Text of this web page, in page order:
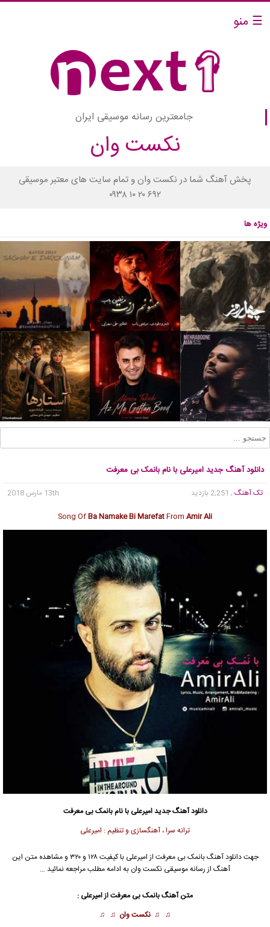
☰ منو
جامعترین رسانه موسیقی ایران
نکست وان
پخش آهنگ شما در نکست وان و تمام سایت های معتبر موسیقی
۰۹۳۸ ۱۰ ۲۰ ۶۹۲
ویژه ها
دانلود آهنگ جدید امیرعلی با نام بانمک بی معرفت
تک آهنگ , 2,251 بازدید
13th مارس 2018
Song OfBa Namake Bi MarefatFrom Amir Ali
دانلود آهنگ جدیدامیرعلی با نام بانمک بی معرفت
ترانه سرا ، آهنگسازی و تنظیم : امیرعلی
جهت دانلود آهنگ بانمک بی معرفت از امیرعلی
با کیفیت ۱۲۸ و ۳۲۰ و مشاهده متن این
آهنگ از رسانه موسیقی نکست وان به ادامه مطلب مراجعه نمائید …
متن آهنگ بانمک بی معرفت ازامیرعلی :
♫ ♫ نکست وان ♫ ♫